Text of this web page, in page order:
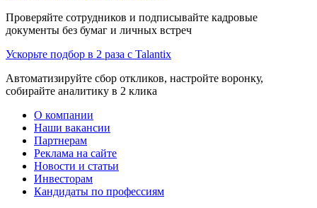
Проверяйте сотрудников и подписывайте кадровые
документы без бумаг и личных встреч
Ускорьте подбор в 2 раза с Talantix
Автоматизируйте сбор откликов, настройте воронку,
собирайте аналитику в 2 клика
О компании
Наши вакансии
Партнерам
Реклама на сайте
Новости и статьи
Инвесторам
Кандидаты по профессиям